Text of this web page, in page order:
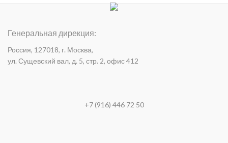
Генеральная дирекция:
Россия, 127018, г. Москва,
ул. Сущевский вал, д. 5, стр. 2, офис 412
+7 (916) 446 72 50